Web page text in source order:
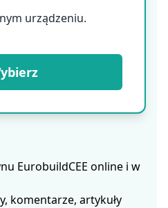
urządzeniu.
EurobuildCEE online i w
komentarze, artykuły